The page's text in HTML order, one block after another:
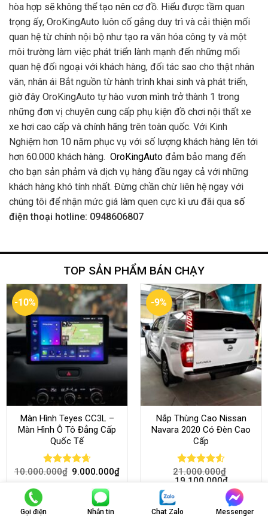
hòa hợp sẽ không thể tạo nên cơ đồ. Hiểu được tầm quan
trọng ấy, OroKingAuto luôn cố gắng duy trì và cải thiện mối
quan hệ từ chính nội bộ như tạo ra văn hóa công ty và một
môi trường làm việc phát triển lành mạnh đến những mối
quan hệ đối ngoại với khách hàng, đối tác sao cho thật nhân
văn, nhân ái Bắt nguồn từ hành trình khai sinh và phát triển,
giờ đây OroKingAuto tự hào vươn mình trở thành 1 trong
những đơn vị chuyên cung cấp phụ kiện đồ chơi nội thất xe
xe hơi cao cấp và chính hãng trên toàn quốc. Với Kinh
Nghiệm hơn 10 năm phục vụ với số lượng khách hàng lên tới
hơn 60.000 khách hàng. OroKingAuto đảm bảo mang đến
cho bạn sản phảm và dịch vụ hàng đầu ngay cả với những
khách hàng khó tính nhất. Đừng chần chừ liên hệ ngay với
chúng tôi để nhận mức giá làm quen cực kì ưu đãi qua số
điện thoại hotline: 0948606807
TOP SẢN PHẨM BÁN CHẠY
-10%
Màn Hình Teyes CC3L –
Màn Hình Ô Tô Đẳng Cấp
Quốc Tế
Rated 4.68
10.000.000₫ 9.000.000₫
-9%
Nắp Thùng Cao Nissan
Navara 2020 Có Đèn Cao
Cấp
Rated4.52
out of 5
21.000.000₫
19.100.000₫
Gọi điện Nhắn tin Chat Zalo Messenger